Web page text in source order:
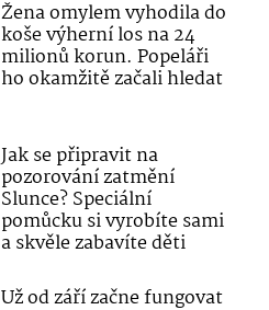
Žena omylem vyhodila do
koše výherní los na 24
milionů korun. Popeláři
ho okamžitě začali hledat
Jak se připravit na
pozorování zatmění
Slunce? Speciální
pomůcku si vyrobíte sami
a skvěle zabavíte děti
Už od září začne fungovat